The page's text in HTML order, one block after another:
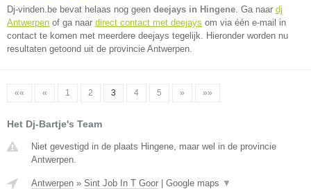
Dj-vinden.be bevat helaas nog geen deejays in Hingene. Ga naar dj
Antwerpen of ga naar direct contact met deejays om via één e-mail in
contact te komen met meerdere deejays tegelijk. Hieronder worden nu
resultaten getoond uit de provincie Antwerpen.
«« « 1 2 3 4 5 » »»
Het Dj-Bartje's Team
Niet gevestigd in de plaats Hingene, maar wel in de provincie
Antwerpen.
Antwerpen » Sint Job In T Goor Google maps ▼